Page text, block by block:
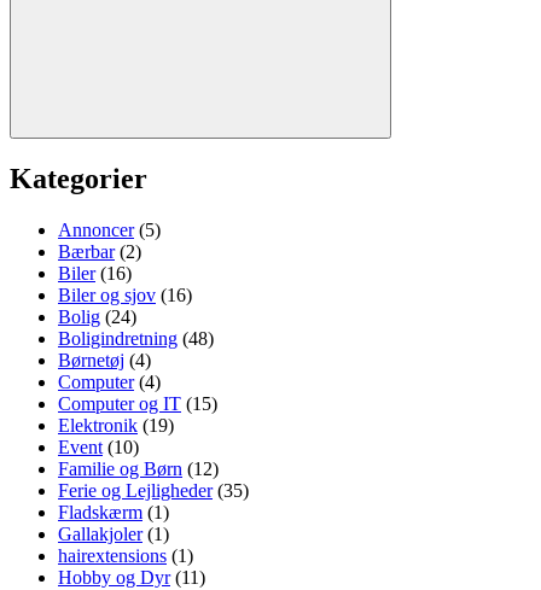
Søg
Kategorier
Annoncer(5)
Bærbar(2)
Biler(16)
Biler og sjov (16)
Bolig (24)
Boligindretning (48)
Børnetøj (4)
Computer(4)
Computer og IT (15)
Elektronik (19)
Event (10)
Familie og Børn (12)
Ferie og Lejligheder(35)
Fladskærm (1)
Gallakjoler(1)
hairextensions (1)
Hobby og Dyr(11)